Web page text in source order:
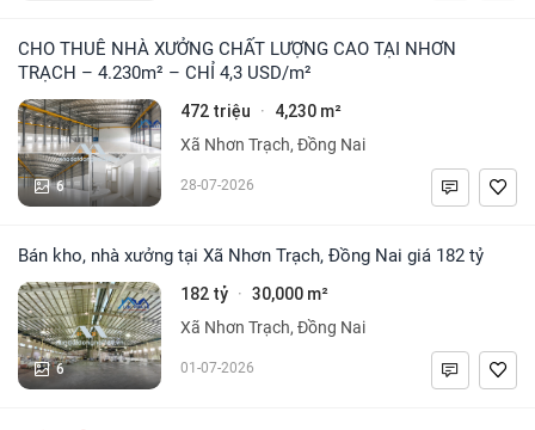
CHO THUÊ NHÀ XƯỞNG CHẤT LƯỢNG CAO TẠI NHƠN
TRẠCH – 4.230m² – CHỈ 4,3 USD/m²
6
472 triệu · 4,230 m²
Xã Nhơn Trạch, Đồng Nai
28-07-2026
Bán kho, nhà xưởng tại Xã Nhơn Trạch, Đồng Nai giá 182 tỷ
6
182 tỷ · 30,000 m²
Xã Nhơn Trạch, Đồng Nai
01-07-2026